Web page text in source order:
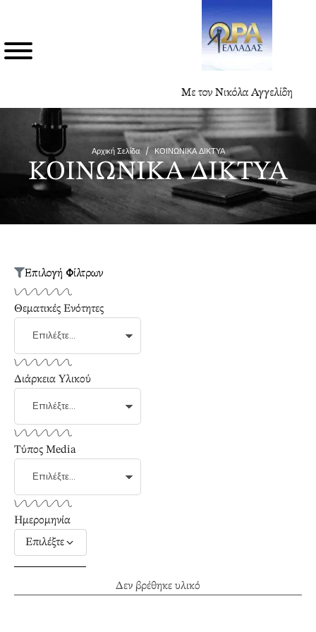
Με τον Νικόλα Αγγελίδη
Αρχική Σελίδα / ΚΟΙΝΩΝΙΚΑ ΔΙΚΤΥΑ
ΚΟΙΝΩΝΙΚΑ ΔΙΚΤΥΑ
Δεν βρέθηκε υλικό
Επιλογή Φίλτρων
Θεματικές Ενότητες
Διάρκεια Υλικού
Τύπος Media
Ημερομηνία
Επιλέξτε